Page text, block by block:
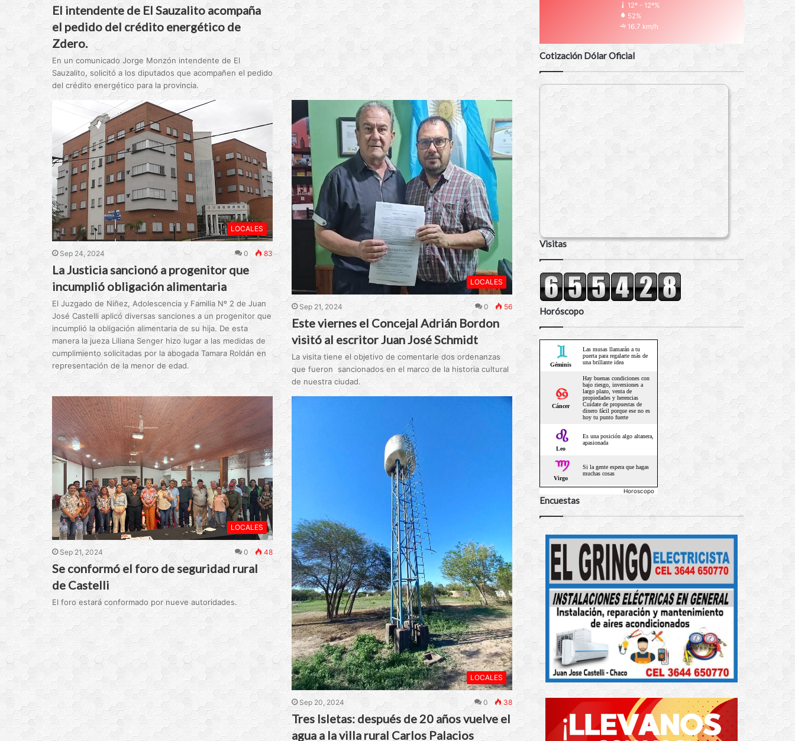
El intendente de El Sauzalito acompaña
el pedido del crédito energético de
Zdero.
En un comunicado Jorge Monzón intendente de El
Sauzalito, solicitó a los diputados que acompañen el pedido
del crédito energético para la provincia.
LOCALES
Sep 24, 2024 0 83
La Justicia sancionó a progenitor que
incumplió obligación alimentaria
El Juzgado de Niñez, Adolescencia y Familia Nº 2 de Juan
José Castelli aplicó diversas sanciones a un progenitor que
incumplió la obligación alimentaria de su hija. De esta
manera la jueza Liliana Senger hizo lugar a las medidas de
cumplimiento solicitadas por la abogada Tamara Roldán en
representación de la menor de edad.
LOCALES
Sep 21, 2024 0 56
Este viernes el Concejal Adrián Bordon
visitó al escritor Juan José Schmidt
La visita tiene el objetivo de comentarle dos ordenanzas
que fueron sancionados en el marco de la historia cultural
de nuestra ciudad.
LOCALES
Sep 21, 2024 0 48
Se conformó el foro de seguridad rural
de Castelli
El foro estará conformado por nueve autoridades.
LOCALES
Sep 20, 2024 0 38
Tres Isletas: después de 20 años vuelve el
agua a la villa rural Carlos Palacios
12º - 12º%
52%
16.7 km/h
Cotización Dólar Oficial
Visitas
Horóscopo
Horoscopo
Encuestas